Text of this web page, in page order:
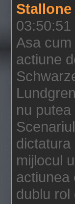
03:50:51
Asa
actiune
nu
dictatura
mijlocul
actiunea
dublu rol